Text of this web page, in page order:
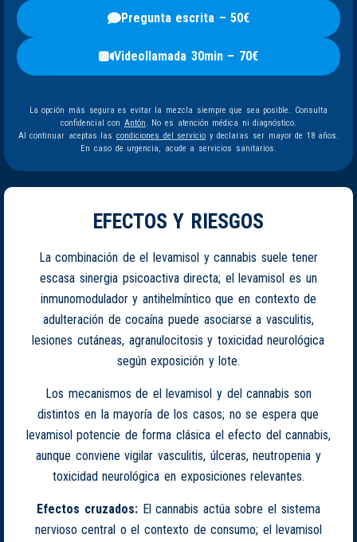
Pregunta escrita – 50€
Videollamada 30min – 70€
La opción más segura es evitar la mezcla siempre que sea posible. Consulta
confidencial con Antón. No es atención médica ni diagnóstico.
Al continuar aceptas las condiciones del servicio y declaras ser mayor de 18 años.
En caso de urgencia, acude a servicios sanitarios.
EFECTOS Y RIESGOS
La combinación de el levamisol y cannabis suele tener
escasa sinergia psicoactiva directa; el levamisol es un
inmunomodulador y antihelmíntico que en contexto de
adulteración de cocaína puede asociarse a vasculitis,
lesiones cutáneas, agranulocitosis y toxicidad neurológica
según exposición y lote.
Los mecanismos de el levamisol y del cannabis son
distintos en la mayoría de los casos; no se espera que
levamisol potencie de forma clásica el efecto del cannabis,
aunque conviene vigilar vasculitis, úlceras, neutropenia y
toxicidad neurológica en exposiciones relevantes.
Efectos cruzados: El cannabis actúa sobre el sistema
nervioso central o el contexto de consumo; el levamisol